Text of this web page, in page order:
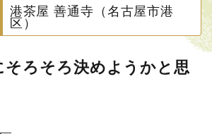
港茶屋 善通寺（名古屋市港
区）
そろそろ決めようかと思